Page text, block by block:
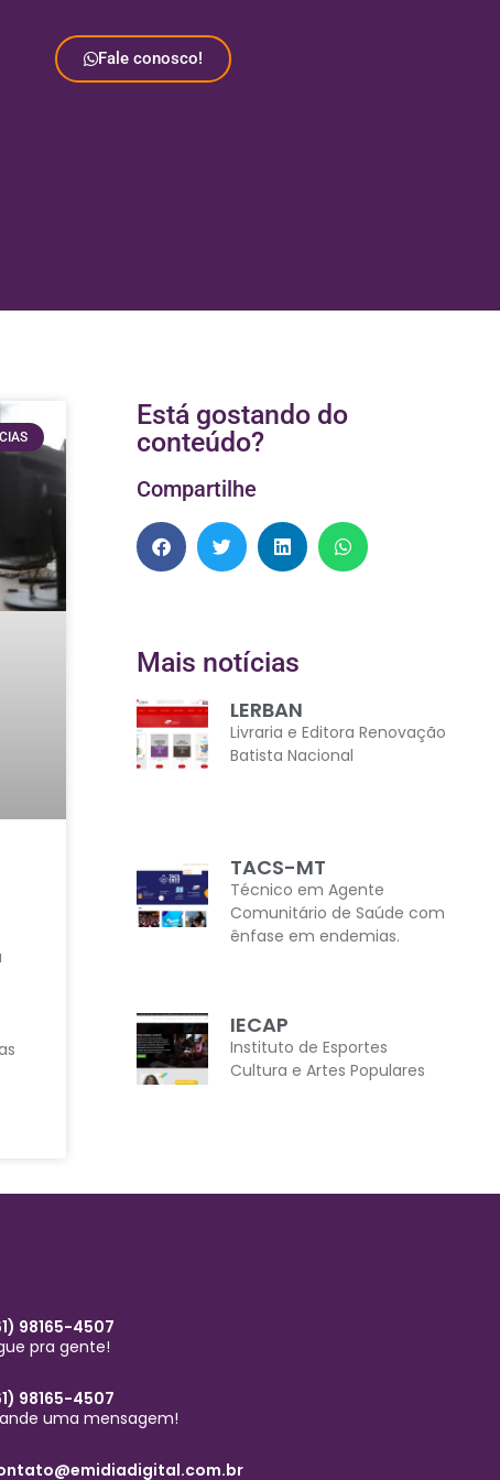
Fale conosco!
Está gostando do
conteúdo?
Compartilhe
Mais notícias
LERBAN
Livraria e Editora Renovação
Batista Nacional
TACS-MT
Técnico em Agente
Comunitário de Saúde com
ênfase em endemias.
IECAP
Instituto de Esportes
Cultura e Artes Populares
98165-4507
pra gente!
98165-4507
uma mensagem!